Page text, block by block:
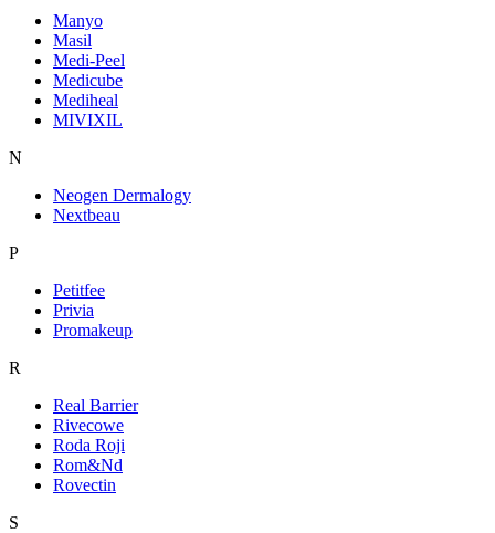
Manyo
Masil
Medi-Peel
Medicube
Mediheal
MIVIXIL
N
Neogen Dermalogy
Nextbeau
P
Petitfee
Privia
Promakeup
R
Real Barrier
Rivecowe
Roda Roji
Rom&Nd
Rovectin
S